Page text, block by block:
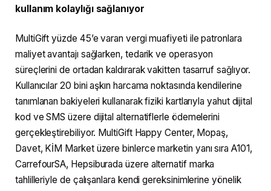
kullanım kolaylığı sağlanıyor
MultiGift yüzde 45’e varan vergi muafiyeti ile patronlara
maliyet avantajı sağlarken, tedarik ve operasyon
süreçlerini de ortadan kaldırarak vakitten tasarruf sağlıyor.
Kullanıcılar 20 bini aşkın harcama noktasında kendilerine
tanımlanan bakiyeleri kullanarak fiziki kartlarıyla yahut dijital
kod ve SMS üzere dijital alternatiflerle ödemelerini
gerçekleştirebiliyor. MultiGift Happy Center, Mopaş,
Davet, KİM Market üzere binlerce marketin yanı sıra A101,
CarrefourSA, Hepsiburada üzere alternatif marka
tahlilleriyle de çalışanlara kendi gereksinimlerine yönelik